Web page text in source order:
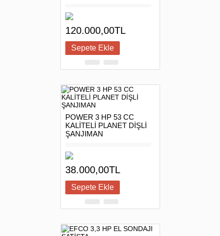
120.000,00TL
POWER 3 HP 53 CC
KALİTELİ PLANET DİŞLİ
ŞANJIMAN
38.000,00TL